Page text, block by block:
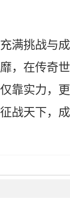
满挑战与
，在传奇
靠实力，
战天下，